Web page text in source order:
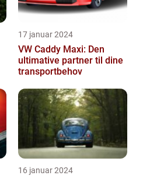
17 januar 2024
VW Caddy Maxi: Den
ultimative partner til dine
transportbehov
16 januar 2024